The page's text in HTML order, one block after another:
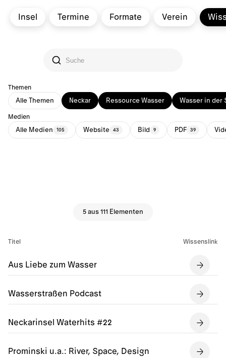
Insel Termine Formate Verein
Themen
Alle Themen Neckar Ressource Wasser Wasser in der
Medien
Alle Medien 105 Website 43 Bild 9 PDF 39
5 aus 111 Elementen
Titel Wissenslink
Aus Liebe zum Wasser
Wasserstraßen Podcast
Neckarinsel Waterhits #22
Prominski u.a.: River, Space, Design